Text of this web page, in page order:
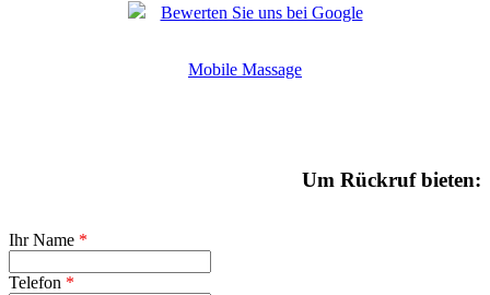
Bewerten Sie uns bei Google
Mobile Massage
Um Rückruf bieten:
Ihr Name *
Telefon *